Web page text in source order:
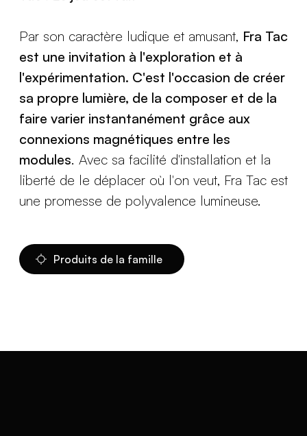
Par son caractère ludique et amusant, Fra Tac
est une invitation à l'exploration et à
l'expérimentation. C'est l'occasion de créer
sa propre lumière, de la composer et de la
faire varier instantanément grâce aux
connexions magnétiques entre les
modules. Avec sa facilité d'installation et la
liberté de le déplacer où l'on veut, Fra Tac est
une promesse de polyvalence lumineuse.
Produits de la famille